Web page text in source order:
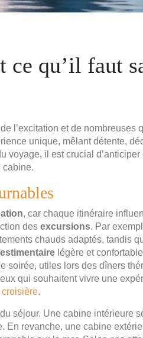
ce qu’il faut
l’excitation et de nombreuses
unique, mêlant détente,
voyage, il est crucial d’anticiper
cabine.
, car chaque itinéraire
des excursions. Par
chauds adaptés, tandis
légère et
soirée, utiles lors des dîners
qui souhaitent vivre une
croisière.
séjour. Une cabine intérieure
En revanche, une cabine